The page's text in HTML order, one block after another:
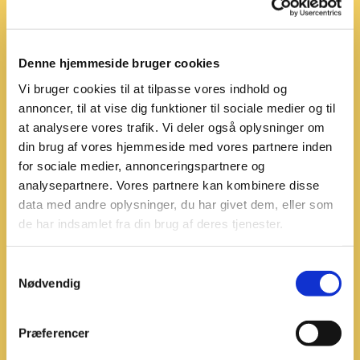
Denne hjemmeside bruger cookies
Vi bruger cookies til at tilpasse vores indhold og
annoncer, til at vise dig funktioner til sociale medier og til
at analysere vores trafik. Vi deler også oplysninger om
din brug af vores hjemmeside med vores partnere inden
for sociale medier, annonceringspartnere og
analysepartnere. Vores partnere kan kombinere disse
data med andre oplysninger, du har givet dem, eller som
de har indsamlet fra din brug af deres tjenester.
Nødvendig
Præferencer
Som frivillig ved familiegudstjenester med
fællesspisning er du med til at skabe gode måltider
som børnene virkelig glæder sig til.
Du bliver en del af et fast og velfungerende
frivillighold med god stemning.
Det praktiske:
Du laver maden sammen med en erfaren frivillig
Arbejdstid ca. kl. 14–19
Vi søger to personer. Du kan læse mere om de to